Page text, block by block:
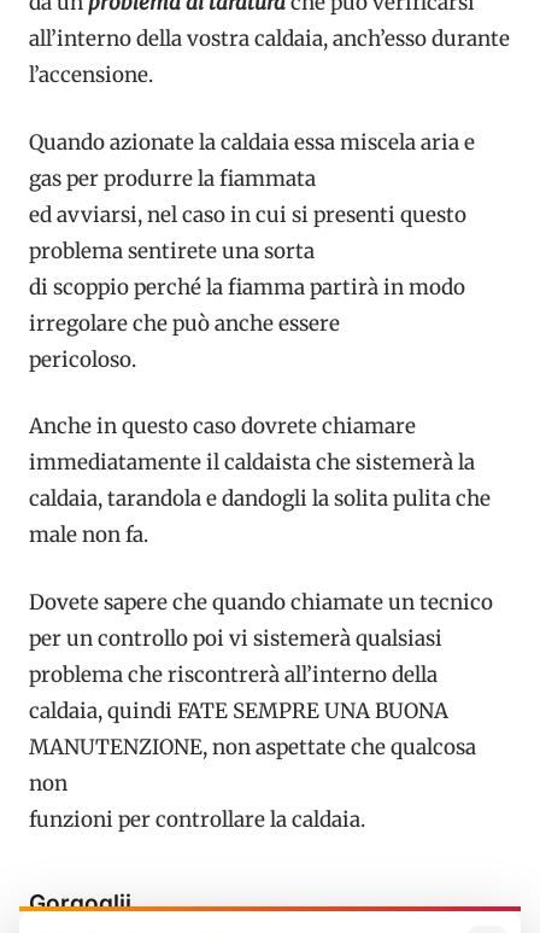
all’interno della vostra caldaia, anch’esso durante
l’accensione.
Quando azionate la caldaia essa miscela aria e
gas per produrre la fiammata
ed avviarsi, nel caso in cui si presenti questo
problema sentirete una sorta
di scoppio perché la fiamma partirà in modo
irregolare che può anche essere
pericoloso.
Anche in questo caso dovrete chiamare
immediatamente il caldaista che sistemerà la
caldaia, tarandola e dandogli la solita pulita che
male non fa.
Dovete sapere che quando chiamate un tecnico
per un controllo poi vi sistemerà qualsiasi
problema che riscontrerà all’interno della
caldaia, quindi FATE SEMPRE UNA BUONA
MANUTENZIONE, non aspettate che qualcosa
non
funzioni per controllare la caldaia.
Gorgoglii